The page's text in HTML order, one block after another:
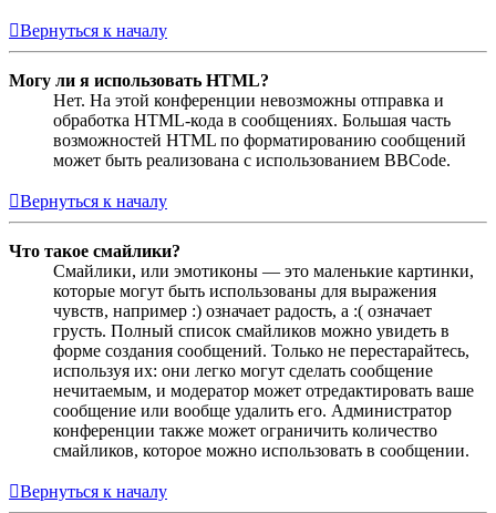
Вернуться к началу
Могу ли я использовать HTML?
Нет. На этой конференции невозможны отправка и
обработка HTML-кода в сообщениях. Большая часть
возможностей HTML по форматированию сообщений
может быть реализована с использованием BBCode.
Вернуться к началу
Что такое смайлики?
Смайлики, или эмотиконы — это маленькие картинки,
которые могут быть использованы для выражения
чувств, например :) означает радость, а :( означает
грусть. Полный список смайликов можно увидеть в
форме создания сообщений. Только не перестарайтесь,
используя их: они легко могут сделать сообщение
нечитаемым, и модератор может отредактировать ваше
сообщение или вообще удалить его. Администратор
конференции также может ограничить количество
смайликов, которое можно использовать в сообщении.
Вернуться к началу